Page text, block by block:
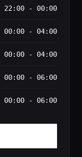
22:00 - 00:00
00:00 - 04:00
00:00 - 04:00
00:00 - 06:00
00:00 - 06:00